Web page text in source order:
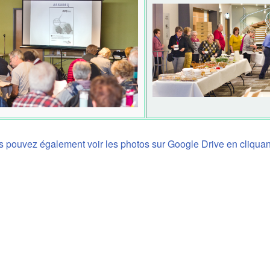
pouvez également voir les photos sur Google Drive en